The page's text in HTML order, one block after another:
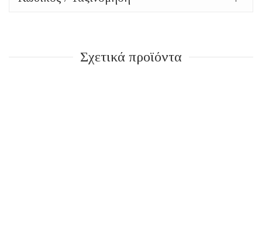
Σχετικά προϊόντα